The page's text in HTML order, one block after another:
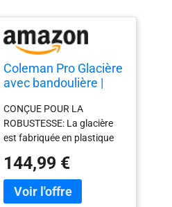
Coleman Pro Glacière
avec bandoulière |
Contient la Glace
Pendant 3 Jours |
Isolation entièrement
en Mousse | Grande
glacière Portable
pour Une Utilisation
Robuste en extérieur
CONÇUE POUR LA
ROBUSTESSE: La glacière
est fabriquée en plastique
intérieure antibactérienne
réduit de 99,99 % la
croissance des bactéries
144,99 €